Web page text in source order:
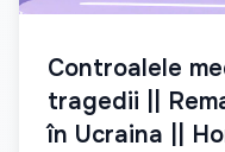
Controalele
tragedii ||
în Ucraina ||